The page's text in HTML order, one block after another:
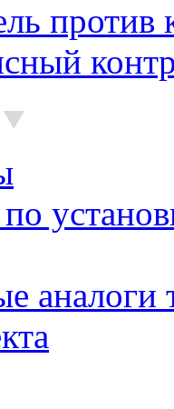
против
аналоги